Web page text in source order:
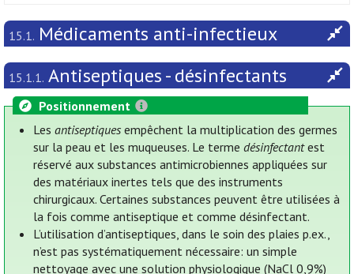
15.1. Médicaments anti-infectieux
15.1.1. Antiseptiques - désinfectants
Positionnement
Lesantiseptiques empêchent la multiplication des germes
sur la peau et les muqueuses. Le termedésinfectantest
réservé aux substances antimicrobiennes appliquées sur
des matériaux inertes tels que des instruments
chirurgicaux. Certaines substances peuvent être utilisées à
la fois comme antiseptique et comme désinfectant.
L’utilisation d’antiseptiques, dans le soin des plaies p.ex.,
n’est pas systématiquement nécessaire: un simple
nettoyage avec une solution physiologique (NaCl 0,9%)